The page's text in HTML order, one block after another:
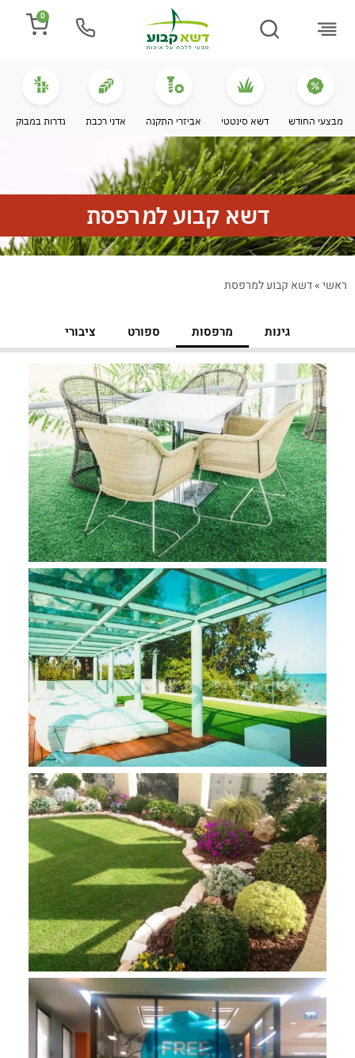
0
מבצעי החודש דשא סינטטי אביזרי התקנה אדני רכבת גדרות במבוק
דשא קבוע למרפסת
ראשי»דשא קבוע למרפסת
גינות מרפסות ספורט ציבורי